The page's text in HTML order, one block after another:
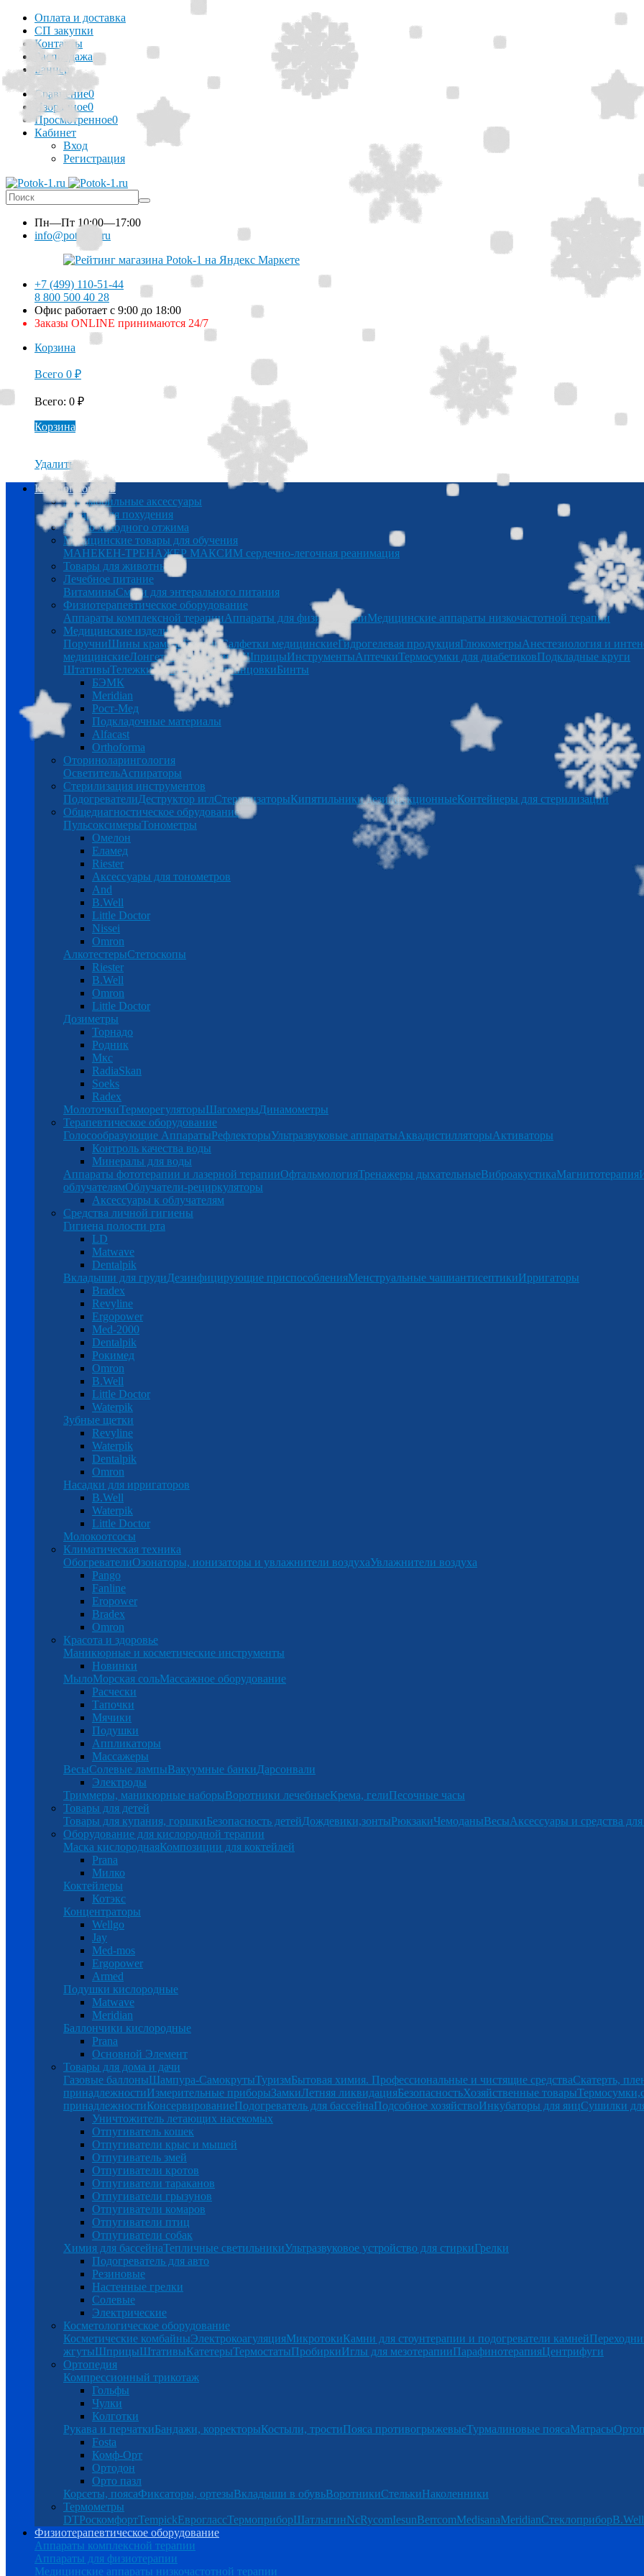
Оплата и доставка
СП закупки
Контакты
Распродажа
Баннер
Сравнение0
Избранное0
Просмотренное0
Кабинет
Вход
Регистрация
Пн—Пт 10:00—17:00
info@potok-1.ru
+7 (499) 110-51-44
8 800 500 40 28
Офис работает с 9:00 до 18:00
Заказы ONLINE принимаются 24/7
Корзина
Всего 0 ₽
Всего: 0 ₽
Корзина
Удалить
Каталог товаров
Автомобильные аксессуары
Товары для похудения
Масло холодного отжима
Медицинские товары для обучения
МАНЕКЕН-ТРЕНАЖЕР МАКСИМ сердечно-легочная реанимация
Товары для животных
Лечебное питание
ВитаминыСмеси для энтерального питания
Физиотерапевтическое оборудование
Аппараты комплексной терапииАппараты для физиотерапииМедицинские аппараты низкочастотной терапии
Медицинские изделия
ПоручниШины крамераБерушиСалфетки медицинскиеГидрогелевая продукцияГлюкометрыАнестезиология и
медицинскиеЛонгетыХалатыБинтыШприцыИнструментыАптечкиТермосумки для диабетиковПодкладные круги
ШтативыТележкиТаблетницыСпринцовкиБинты
БЭМК
Meridian
Рост-Мед
Подкладочные материалы
Alfacast
Orthoforma
Оториноларингология
ОсветительАспираторы
Стерилизация инструментов
ПодогревателиДеструктор иглСтерилизаторыКипятильники дезинфекционныеКонтейнеры для стерилизации
Общедиагностическое обрудование
ПульсоксимерыТонометры
Омелон
Еламед
Riester
Аксессуары для тонометров
And
B.Well
Little Doctor
Nissei
Omron
АлкотестерыСтетоскопы
Riester
B.Well
Omron
Little Doctor
Дозиметры
Торнадо
Родник
Мкс
RadiaSkan
Soeks
Radex
МолоточкиТерморегуляторыШагомерыДинамометры
Терапевтическое оборудование
Голосообразующие АппаратыРефлекторыУльтразвуковые аппаратыАквадистилляторыАктиваторы
Контроль качества воды
Минералы для воды
Аппараты фототерапии и лазерной терапииОфтальмологияТренажеры дыхательныеВиброакустикаМагнитотерапия
облучателямОблучатели-рециркуляторы
Аксессуары к облучателям
Средства личной гигиены
Гигиена полости рта
LD
Matwave
Dentalpik
Вкладыши для грудиДезинфицирующие приспособленияМенструальные чашиантисептикиИрригаторы
Bradex
Revyline
Ergopower
Med-2000
Dentalpik
Рокимед
Omron
B.Well
Little Doctor
Waterpik
Зубные щетки
Revyline
Waterpik
Dentalpik
Omron
Насадки для ирригаторов
B.Well
Waterpik
Little Doctor
Молокоотсосы
Климатическая техника
ОбогревателиОзонаторы, ионизаторы и увлажнители воздухаУвлажнители воздуха
Pango
Fanline
Eropower
Bradex
Omron
Красота и здоровье
Маникюрные и косметические инструменты
Новинки
МылоМорская сольМассажное оборудование
Расчески
Тапочки
Мячики
Подушки
Аппликаторы
Массажеры
ВесыСолевые лампыВакуумные банкиДарсонвали
Электроды
Триммеры, маникюрные наборыВоротники лечебныеКрема, гелиПесочные часы
Товары для детей
Товары для купания, горшкиБезопасность детейДождевики,зонтыРюкзакиЧемоданыВесыАксессуары и средства
Оборудование для кислородной терапии
Маска кислороднаяКомпозиции для коктейлей
Prana
Милко
Коктейлеры
Котэкс
Концентраторы
Wellgo
Jay
Med-mos
Ergopower
Armed
Подушки кислородные
Matwave
Meridian
Баллончики кислородные
Prana
Основной Элемент
Товары для дома и дачи
Газовые баллоныШампура-СамокрутыТуризмБытовая химия. Профессиональные и чистящие средстваСкатерть,
принадлежностиИзмерительные приборыЗамкиЛетняя ликвидацияБезопасностьХозяйственные товары
принадлежностиКонсервированиеПодогреватель для бассейнаПодсобное хозяйствоИнкубаторы для яицСушилки
Уничтожитель летающих насекомых
Отпугиватель кошек
Отпугиватели крыс и мышей
Отпугиватель змей
Отпугиватели кротов
Отпугиватели тараканов
Отпугиватели грызунов
Отпугиватели комаров
Отпугиватели птиц
Отпугиватели собак
Химия для бассейнаТепличные светильникиУльтразвуковое устройство для стиркиГрелки
Подогреватель для авто
Резиновые
Настенные грелки
Солевые
Электрические
Косметологическое оборудование
Косметические комбайныЭлектрокоагуляцияМикротокиКамни для стоунтерапии и подогреватели камней
жгутыШприцыШтативыКатетерыТермостатыПробиркиИглы для мезотерапииПарафинотерапияЦентрифуги
Ортопедия
Компрессионный трикотаж
Гольфы
Чулки
Колготки
Рукава и перчаткиБандажи, корректорыКостыли, тростиПояса противогрыжевыеТурмалиновые поясаМатрасы
Fosta
Комф-Орт
Ортодон
Орто пазл
Корсеты, поясаФиксаторы, ортезыВкладыши в обувьВоротникиСтелькиНаколенники
Термометры
DTРоскомфортTempickЕвроглассТермоприборШатлыгинNcRycomIesunBerrcomMedisanaMeridianСтеклоприборB.Well
Физиотерапевтическое оборудование
Аппараты комплексной терапии
Аппараты для физиотерапии
Медицинские аппараты низкочастотной терапии